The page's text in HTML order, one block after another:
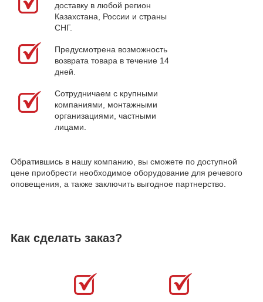
доставку в любой регион
Казахстана, России и страны
СНГ.
Предусмотрена возможность
возврата товара в течение 14
дней.
Сотрудничаем с крупными
компаниями, монтажными
организациями, частными
лицами.
Обратившись в нашу компанию, вы сможете по доступной
цене приобрести необходимое оборудование для речевого
оповещения, а также заключить выгодное партнерство.
Как сделать заказ?